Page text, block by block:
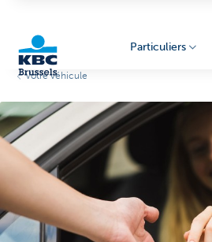
Brussels
Particuliers
Votre véhicule